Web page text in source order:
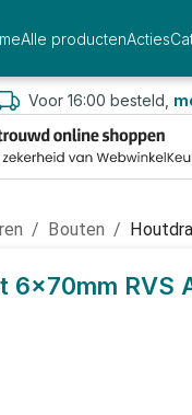
Alle productenActies
Voor 16:00 besteld,
/ Bouten /
6x70mm RVS